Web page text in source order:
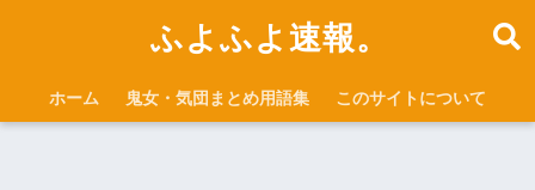
ふよふよ速報。
ホーム 鬼女・気団まとめ用語集 このサイトについて